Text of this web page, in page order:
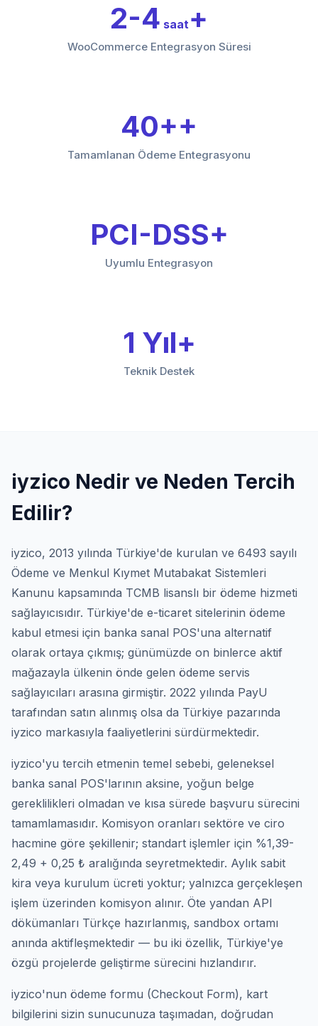
2-4 saat
WooCommerce Entegrasyon Süresi
40+
Tamamlanan Ödeme Entegrasyonu
PCI-DSS
Uyumlu Entegrasyon
1 Yıl
Teknik Destek
iyzico Nedir ve Neden Tercih
Edilir?
iyzico, 2013 yılında Türkiye'de kurulan ve 6493 sayılı
Ödeme ve Menkul Kıymet Mutabakat Sistemleri
Kanunu kapsamında TCMB lisanslı bir ödeme hizmeti
sağlayıcısıdır. Türkiye'de e-ticaret sitelerinin ödeme
kabul etmesi için banka sanal POS'una alternatif
olarak ortaya çıkmış; günümüzde on binlerce aktif
mağazayla ülkenin önde gelen ödeme servis
sağlayıcıları arasına girmiştir. 2022 yılında PayU
tarafından satın alınmış olsa da Türkiye pazarında
iyzico markasıyla faaliyetlerini sürdürmektedir.
iyzico'yu tercih etmenin temel sebebi, geleneksel
banka sanal POS'larının aksine, yoğun belge
gereklilikleri olmadan ve kısa sürede başvuru sürecini
tamamlamasıdır. Komisyon oranları sektöre ve ciro
hacmine göre şekillenir; standart işlemler için %1,39-
2,49 + 0,25 ₺ aralığında seyretmektedir. Aylık sabit
kira veya kurulum ücreti yoktur; yalnızca gerçekleşen
işlem üzerinden komisyon alınır. Öte yandan API
dökümanları Türkçe hazırlanmış, sandbox ortamı
anında aktifleşmektedir — bu iki özellik, Türkiye'ye
özgü projelerde geliştirme sürecini hızlandırır.
iyzico'nun ödeme formu (Checkout Form), kart
bilgilerini sizin sunucunuza taşımadan, doğrudan